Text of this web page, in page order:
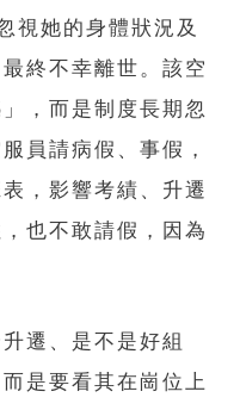
視她的身體狀況及
終不幸離世。該空
，而是制度長期忽
員請病假、事假，
，影響考績、升遷
也不敢請假，因為
遷、是不是好組
是要看其在崗位上